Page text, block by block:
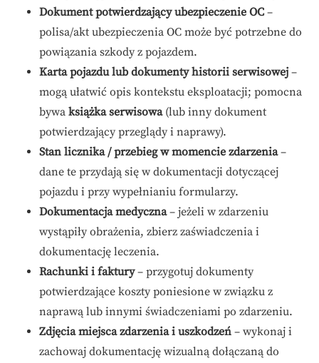
Dokument potwierdzający ubezpieczenie OC –
polisa/akt ubezpieczenia OC może być potrzebne do
powiązania szkody z pojazdem.
Karta pojazdu lub dokumenty historii serwisowej –
mogą ułatwić opis kontekstu eksploatacji; pomocna
bywa książka serwisowa(lub inny dokument
potwierdzający przeglądy i naprawy).
Stan licznika / przebieg w momencie zdarzenia–
dane te przydają się w dokumentacji dotyczącej
pojazdu i przy wypełnianiu formularzy.
Dokumentacja medyczna– jeżeli w zdarzeniu
wystąpiły obrażenia, zbierz zaświadczenia i
dokumentację leczenia.
Rachunki i faktury– przygotuj dokumenty
potwierdzające koszty poniesione w związku z
naprawą lub innymi świadczeniami po zdarzeniu.
Zdjęcia miejsca zdarzenia i uszkodzeń – wykonaj i
zachowaj dokumentację wizualną dołączaną do